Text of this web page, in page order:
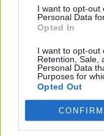
I want to opt-out
Personal Data
Opted In
I want to opt-out
Retention, Sale,
Personal Data
Purposes for
Opted Out
CONFIRM
Bluestep Flex
GCC Capital
Collector